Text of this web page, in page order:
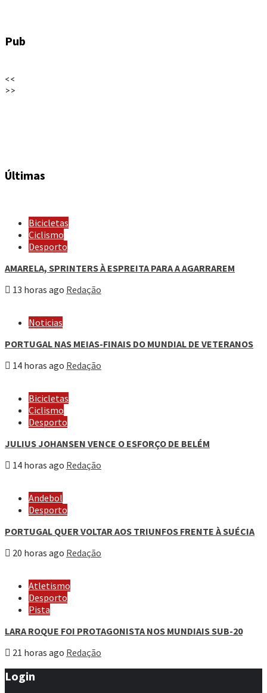
Pub
<<
>>
Últimas
Bicicletas
Ciclismo
Desporto
AMARELA, SPRINTERS À ESPREITA PARA A AGARRAREM
13 horas ago Redação
Noticias
PORTUGAL NAS MEIAS-FINAIS DO MUNDIAL DE VETERANOS
14 horas ago Redação
Bicicletas
Ciclismo
Desporto
JULIUS JOHANSEN VENCE O ESFORÇO DE BELÉM
14 horas ago Redação
Andebol
Desporto
PORTUGAL QUER VOLTAR AOS TRIUNFOS FRENTE À SUÉCIA
20 horas ago Redação
Atletismo
Desporto
Pista
LARA ROQUE FOI PROTAGONISTA NOS MUNDIAIS SUB-20
21 horas ago Redação
Login